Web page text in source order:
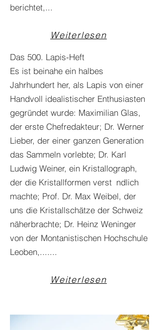
berichtet,...
Weiterlesen
Das 500. Lapis-Heft
Es ist beinahe ein halbes
Jahrhundert her, als Lapis von einer
Handvoll idealistischer Enthusiasten
gegründet wurde: Maximilian Glas,
der erste Chefredakteur; Dr. Werner
Lieber, der einer ganzen Generation
das Sammeln vorlebte; Dr. Karl
Ludwig Weiner, ein Kristallograph,
der die Kristallformen verst ndlich
machte; Prof. Dr. Max Weibel, der
uns die Kristallschätze der Schweiz
näherbrachte; Dr. Heinz Weninger
von der Montanistischen Hochschule
Leoben,.......
Weiterlesen